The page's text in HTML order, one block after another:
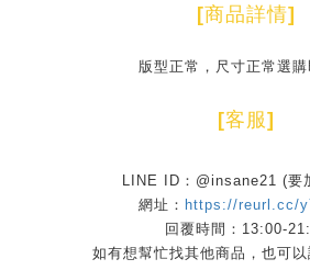
[商品詳情]
版型正常，尺寸正常選購
[客服]
LINE ID：@insane21 (要
網址： https://reurl.cc/
回覆時間：13:00-
如有想幫忙找其他商品，也可以